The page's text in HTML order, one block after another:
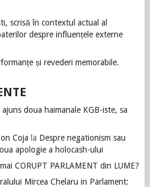
scrisă în contextul actual al
despre influențele externe
și revederi memorabile.
doua haimanale KGB-iste, sa
Coja la Despre negationism sau
apologie a holocash-ului
CORUPT PARLAMENT din LUME?
Mircea Chelaru in Parlament: